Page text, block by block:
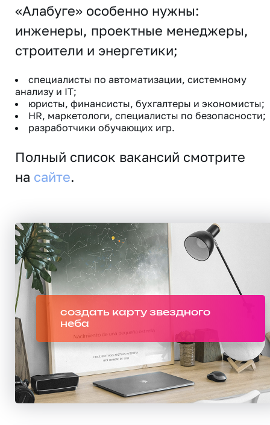
«Алабуге» особенно нужны:
инженеры, проектные менеджеры,
строители и энергетики;
специалисты по автоматизации, системному
анализу и IT;
юристы, финансисты, бухгалтеры и экономисты;
HR, маркетологи, специалисты по безопасности;
разработчики обучающих игр.
Полный список вакансий смотрите
на сайте.
создать карту звездного
неба